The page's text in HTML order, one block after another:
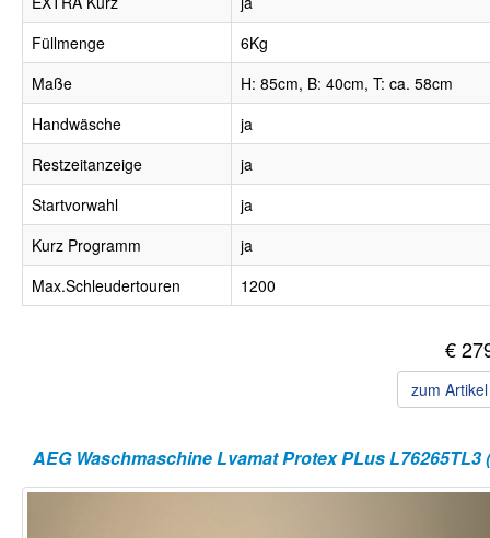
Füllmenge
6Kg
Maße
H: 85cm, B: 40cm, T: ca. 58cm
Handwäsche
ja
Restzeitanzeige
ja
Startvorwahl
ja
Kurz Programm
ja
Max.Schleudertouren
1200
€
zum